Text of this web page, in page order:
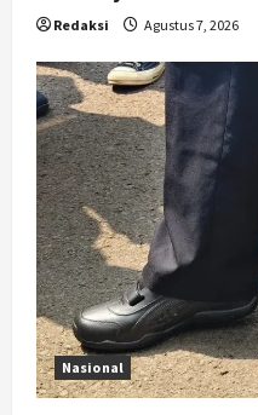
Redaksi Agustus 7, 2026
Nasional